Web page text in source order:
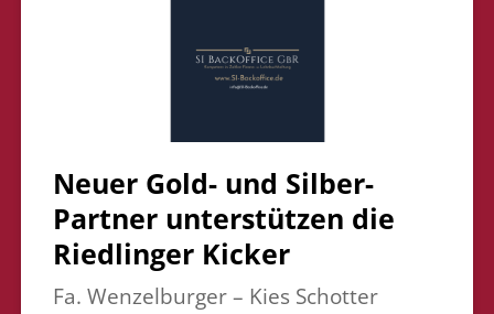
Neuer Gold- und Silber-
Partner unterstützen die
Riedlinger Kicker
Fa. Wenzelburger – Kies Schotter